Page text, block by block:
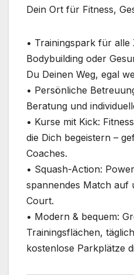
Dein Ort für Fitness,
• Trainingspark für alle
Bodybuilding oder
Du Deinen Weg, egal
• Persönliche
Beratung und
• Kurse mit Kick:
die Dich begeistern –
Coaches.
• Squash-Action:
spannendes Match auf
Court.
• Modern & bequem:
Trainingsflächen,
kostenlose Parkplätze